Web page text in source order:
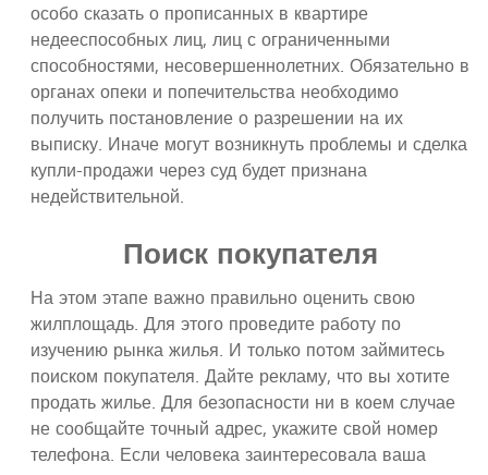
особо сказать о прописанных в квартире
недееспособных лиц, лиц с ограниченными
способностями, несовершеннолетних. Обязательно в
органах опеки и попечительства необходимо
получить постановление о разрешении на их
выписку. Иначе могут возникнуть проблемы и сделка
купли-продажи через суд будет признана
недействительной.
Поиск покупателя
На этом этапе важно правильно оценить свою
жилплощадь. Для этого проведите работу по
изучению рынка жилья. И только потом займитесь
поиском покупателя. Дайте рекламу, что вы хотите
продать жилье. Для безопасности ни в коем случае
не сообщайте точный адрес, укажите свой номер
телефона. Если человека заинтересовала ваша